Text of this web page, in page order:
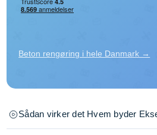
Beton rengøring i hele Danmark →
Sådan virker det Hvem byder